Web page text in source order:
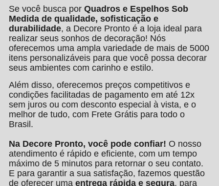
Se você busca por Quadros e Espelhos Sob
Medida de qualidade, sofisticação e
durabilidade, a Decore Pronto é a loja ideal para
realizar seus sonhos de decoração! Nós
oferecemos uma ampla variedade de mais de 5000
itens personalizáveis para que você possa decorar
seus ambientes com carinho e estilo.
Além disso, oferecemos preços competitivos e
condições facilitadas de pagamento em até 12x
sem juros ou com desconto especial à vista, e o
melhor de tudo, com Frete Grátis para todo o
Brasil.
Na Decore Pronto, você pode confiar! O nosso
atendimento é rápido e eficiente, com um tempo
máximo de 5 minutos para retornar o seu contato.
E para garantir a sua satisfação, fazemos questão
de oferecer uma entrega rápida e segura, para